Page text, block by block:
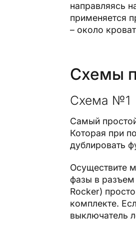
направляясь
применяется
– около
Схемы
Схема №1
Самый
Которая при
дублировать
Осуществите
фазы в разъем
Rocker)
комплекте.
выключатель